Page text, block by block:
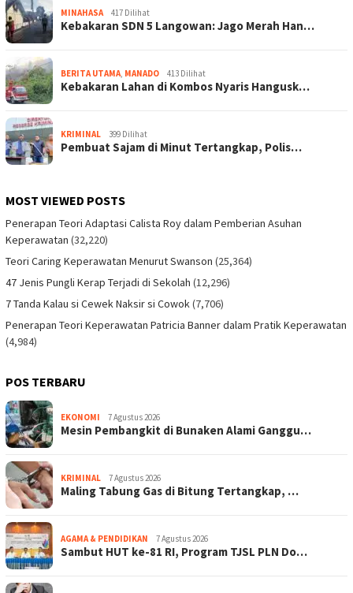
MINAHASA 417 Dilihat
Kebakaran SDN 5 Langowan: Jago Merah Han…
BERITA UTAMA, MANADO 413 Dilihat
Kebakaran Lahan di Kombos Nyaris Hangusk…
KRIMINAL 399 Dilihat
Pembuat Sajam di Minut Tertangkap, Polis…
MOST VIEWED POSTS
Penerapan Teori Adaptasi Calista Roy dalam Pemberian Asuhan
Keperawatan (32,220)
Teori Caring Keperawatan Menurut Swanson (25,364)
47 Jenis Pungli Kerap Terjadi di Sekolah (12,296)
7 Tanda Kalau si Cewek Naksir si Cowok(7,706)
Penerapan Teori Keperawatan Patricia Banner dalam Pratik Keperawatan
(4,984)
POS TERBARU
EKONOMI 7 Agustus 2026
Mesin Pembangkit di Bunaken Alami Ganggu…
KRIMINAL 7 Agustus 2026
Maling Tabung Gas di Bitung Tertangkap, …
AGAMA & PENDIDIKAN 7 Agustus 2026
Sambut HUT ke-81 RI, Program TJSL PLN Do…